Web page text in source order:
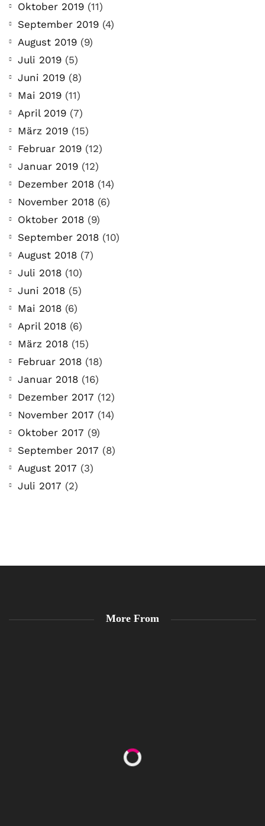
Oktober 2019 (11)
September 2019 (4)
August 2019 (9)
Juli 2019 (5)
Juni 2019 (8)
Mai 2019 (11)
April 2019 (7)
März 2019 (15)
Februar 2019 (12)
Januar 2019 (12)
Dezember 2018 (14)
November 2018 (6)
Oktober 2018 (9)
September 2018 (10)
August 2018 (7)
Juli 2018 (10)
Juni 2018 (5)
Mai 2018 (6)
April 2018 (6)
März 2018 (15)
Februar 2018 (18)
Januar 2018 (16)
Dezember 2017 (12)
November 2017 (14)
Oktober 2017 (9)
September 2017 (8)
August 2017 (3)
Juli 2017 (2)
More From